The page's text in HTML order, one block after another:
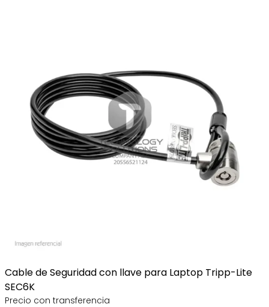
Cable de Seguridad con llave para Laptop Tripp-Lite
SEC6K
Precio con transferencia